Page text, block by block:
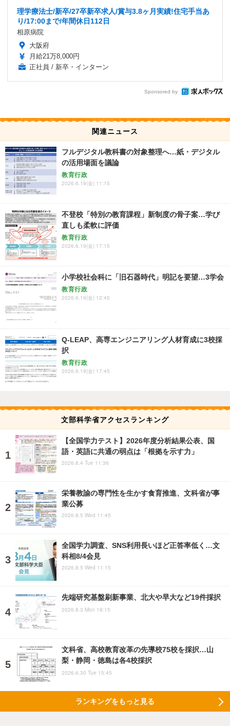
理学療法士/新卒/27卒新卒求人/賞与3.8ヶ月実績!住宅手当あ
り/17:00まで/年間休日112日
相原病院
大阪府
月給21万8,000円
正社員 / 新卒・インターン
Sponsored by
関連ニュース
フルデジタル教科書の対象整理へ…紙・デジタル
の活用場面を議論
教育行政
2026.6.19(金) 11:15
不登校「特別の教育課程」新制度の骨子案…学び
直しも柔軟に評価
教育行政
2026.6.19(金) 17:15
小学校社会科に「旧石器時代」明記を要望…3学会
教育行政
2026.6.19(金) 12:45
Q-LEAP、高専エンジニアリング人材育成に3校採
択
教育行政
2026.6.19(金) 17:45
文部科学省アクセスランキング
【全国学力テスト】2026年度分析結果公表、国
語・英語に共通の弱点は「根拠を示す力」
2026.8.4 Tue 11:36
栄養教諭の専門性を生かす食育推進、文科省が事
業公募
2026.8.5 Wed 11:45
全国学力調査、SNS利用長いほど正答率低く…文
科相8/4会見
2026.8.5 Wed 11:15
先端研究基盤刷新事業、北大や早大など19件採択
2026.8.3 Mon 18:15
文科省、高校教育改革の先導校75校を採択…山
梨・静岡・徳島は各4校採択
2026.6.30 Tue 15:45
ランキングをもっと見る